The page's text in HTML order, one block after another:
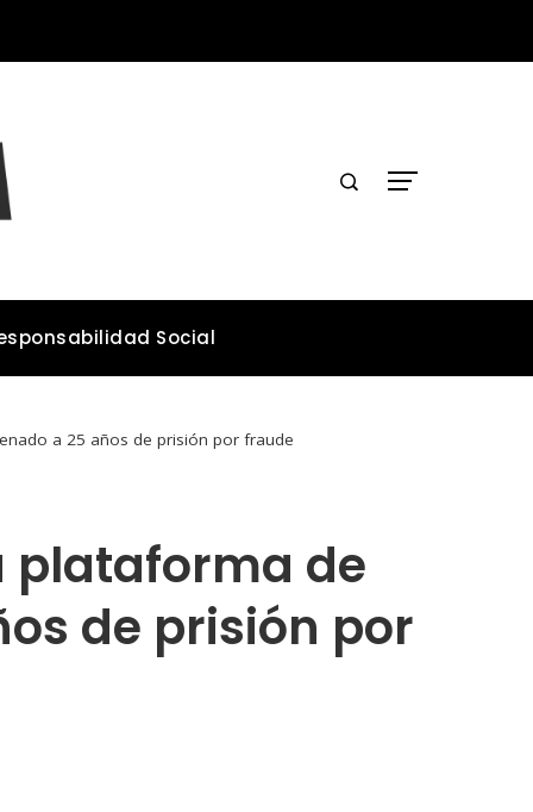
Social
a 25 años de prisión por fraude
plataforma de
de prisión por